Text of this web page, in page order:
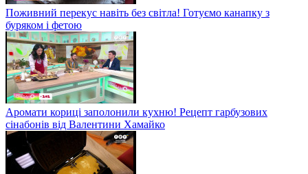
Поживний перекус навіть без світла! Готуємо канапку з
буряком і фетою
Аромати кориці заполонили кухню! Рецепт гарбузових
сінабонів від Валентини Хамайко